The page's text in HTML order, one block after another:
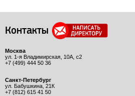
Контакты
Москва
ул. 1-я Владимирская, 10А, с2
+7 (499) 444 50 36
Санкт-Петербург
ул. Бабушкина, 21К
+7 (812) 615 41 50